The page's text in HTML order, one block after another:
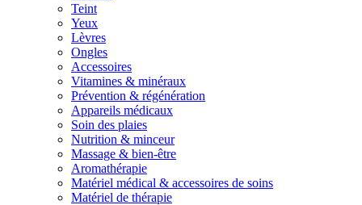
Teint
Yeux
Lèvres
Ongles
Accessoires
Vitamines & minéraux
Prévention & régénération
Appareils médicaux
Soin des plaies
Nutrition & minceur
Massage & bien-être
Aromathérapie
Matériel médical & accessoires de soins
Matériel de thérapie